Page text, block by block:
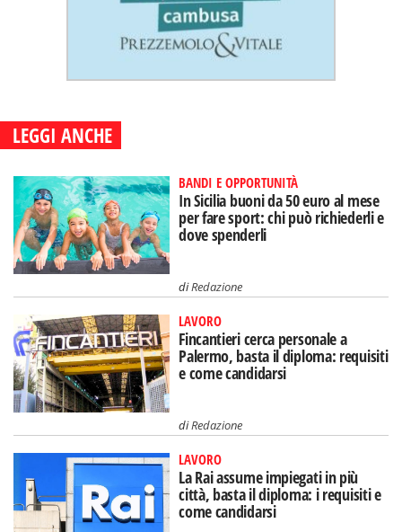
LEGGI ANCHE
BANDI E OPPORTUNITÀ
In Sicilia buoni da 50 euro al mese
per fare sport: chi può richiederli e
dove spenderli
diRedazione
LAVORO
Fincantieri cerca personale a
Palermo, basta il diploma: requisiti
e come candidarsi
diRedazione
LAVORO
La Rai assume impiegati in più
città, basta il diploma: i requisiti e
come candidarsi